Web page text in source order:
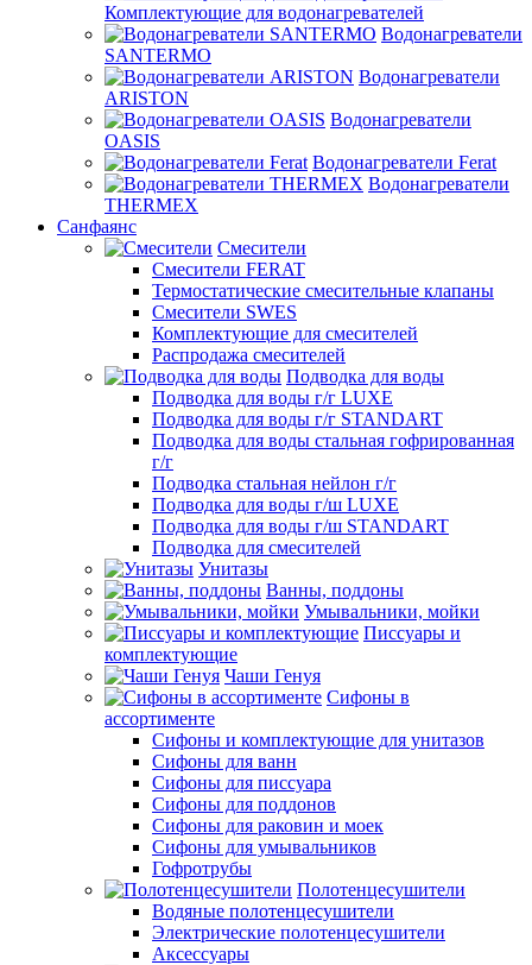
Комплектующие для водонагревателей
Водонагреватели
SANTERMO
Водонагреватели
ARISTON
Водонагреватели
OASIS
Водонагреватели Ferat
Водонагреватели
THERMEX
Санфаянс
Смесители
Смесители FERAT
Термостатические смесительные клапаны
Смесители SWES
Комплектующие для смесителей
Распродажа смесителей
Подводка для воды
Подводка для воды г/г LUXE
Подводка для воды г/г STANDART
Подводка для воды стальная гофрированная
г/г
Подводка стальная нейлон г/г
Подводка для воды г/ш LUXE
Подводка для воды г/ш STANDART
Подводка для смесителей
Унитазы
Ванны, поддоны
Умывальники, мойки
Писсуары и
комплектующие
Чаши Генуя
Сифоны в
ассортименте
Сифоны и комплектующие для унитазов
Сифоны для ванн
Сифоны для писсуара
Сифоны для поддонов
Сифоны для раковин и моек
Сифоны для умывальников
Гофротрубы
Полотенцесушители
Водяные полотенцесушители
Электрические полотенцесушители
Аксессуары